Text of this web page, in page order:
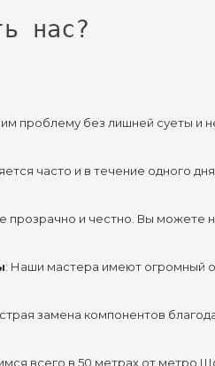
нас?
проблему без лишней суеты и
часто и в течение одного
прозрачно и честно. Вы можете
: Наши мастера имеют огромный
замена компонентов
всего в 50 метрах от метро